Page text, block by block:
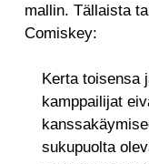
mallin. Tällaista
Comiskey:
Kerta toisensa
kamppailijat
sukupuolta